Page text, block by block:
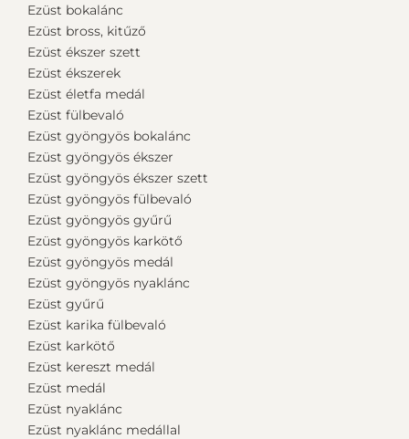
Ezüst bokalánc
Ezüst bross, kitűző
Ezüst ékszer szett
Ezüst ékszerek
Ezüst életfa medál
Ezüst fülbevaló
Ezüst gyöngyös bokalánc
Ezüst gyöngyös ékszer
Ezüst gyöngyös ékszer szett
Ezüst gyöngyös fülbevaló
Ezüst gyöngyös gyűrű
Ezüst gyöngyös karkötő
Ezüst gyöngyös medál
Ezüst gyöngyös nyaklánc
Ezüst gyűrű
Ezüst karika fülbevaló
Ezüst karkötő
Ezüst kereszt medál
Ezüst medál
Ezüst nyaklánc
Ezüst nyaklánc medállal